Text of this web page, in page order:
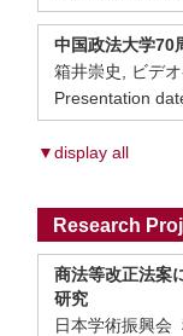
中国政法大学70
箱井崇史, ビデ
Presentation
▼display all
Research
商法等改正法案
研究
日本学術振興会